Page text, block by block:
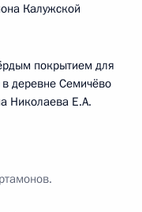
Калужской
покрытием для
в деревне Семичёво
Николаева Е.А.